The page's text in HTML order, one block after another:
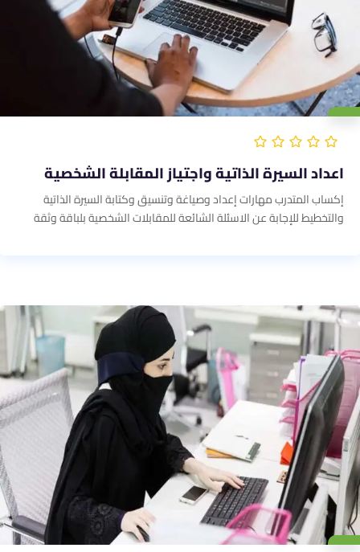
اعداد السيرة الذاتية واجتياز المقابلة الشخصية
إكساب المتدرب مهارات إعداد وصياغة وتنسيق وكتابة السيرة الذاتية
والتخطيط للإجابة عن الاسئلة الشائعة للمقابلات الشخصية بلباقة وثقة